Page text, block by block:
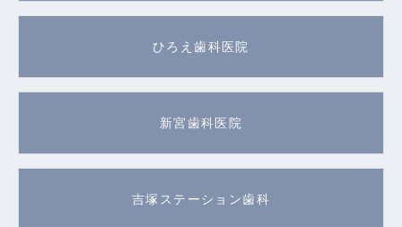
ひろえ歯科医院
新宮歯科医院
吉塚ステーション歯科